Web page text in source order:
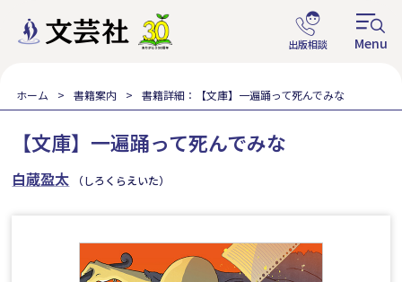
ホーム 書籍案内 書籍詳細：【文庫】一遍踊って死んでみな
【文庫】一遍踊って死んでみな
白蔵盈太 （しろくらえいた）